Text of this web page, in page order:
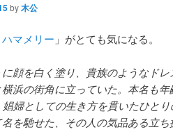
by木公
ハマメリー 」がとても気になる。
顔を白く塗り、貴族のようなド
浜の街角に立っていた。本名も
婦としての生き方を貫いたひと
を馳せた、その人の気品ある立